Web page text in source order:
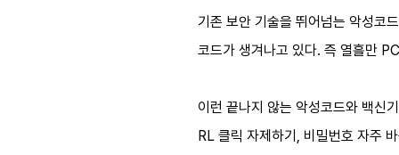
기존 보안 기술을 뛰어넘는 악성코
코드가 생겨나고 있다. 즉 열흘만
이런 끝나지 않는 악성코드와 백신
RL 클릭 자제하기, 비밀번호 자주